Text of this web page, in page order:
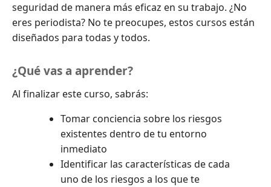
seguridad de manera más eficaz en su trabajo. ¿No
eres periodista? No te preocupes, estos cursos están
diseñados para todas y todos.
¿Qué vas a aprender?
Al finalizar este curso, sabrás:
Tomar conciencia sobre los riesgos
existentes dentro de tu entorno
inmediato
Identificar las características de cada
uno de los riesgos a los que te